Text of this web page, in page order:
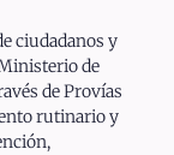
ciudadanos y
de
de Provías
rutinario y